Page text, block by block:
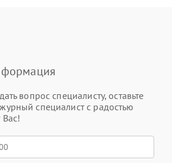
вопрос специалисту, оставьте
специалист с радостью
Вас!